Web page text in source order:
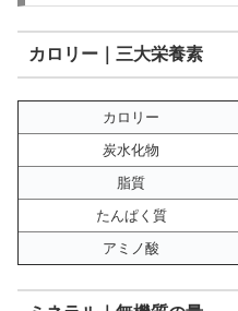
カロリー｜三大栄養素
カロリー
炭水化物
脂質
たんぱく質
アミノ酸